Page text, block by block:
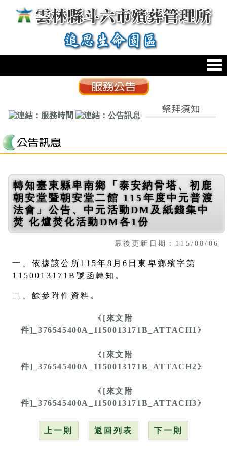
跳到主要內容區塊
轉知臺東縣卑南鄉「泰安納骨塔、初鹿
朝安堂暨朝安堂二館 115年度中元普渡
法會」公告、中元活動DM及紙錢集中
焚 化爐焚化活動DM各1份
最後更新日期：115/08/06
一、依據該公所115年8月6日東卑鄉殯字第
1150013171B號函轉知。
二、餘參附件資料。
《 [來文附
件]_376545400A_1150013171B_ATTACH1 》
《 [來文附
件]_376545400A_1150013171B_ATTACH2》
《 [來文附
件]_376545400A_1150013171B_ATTACH3》
上一則 返回列表 下一則